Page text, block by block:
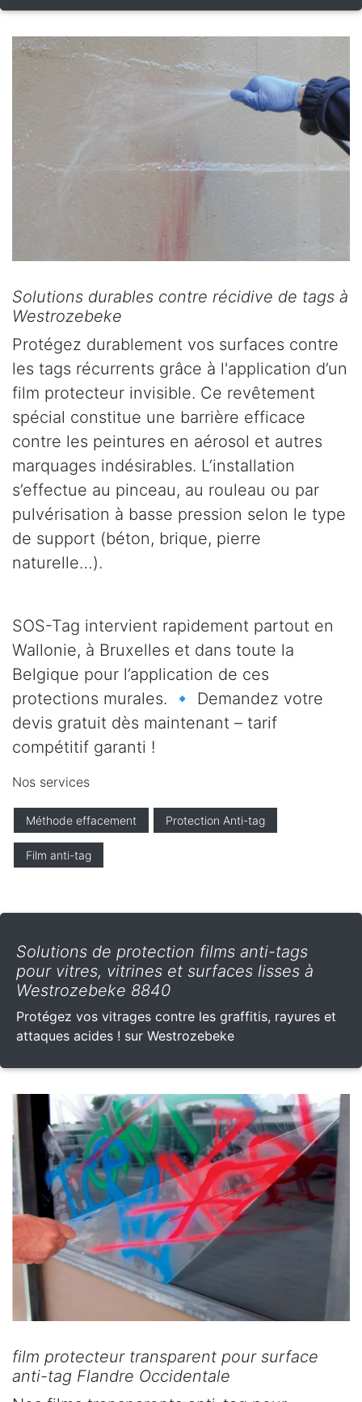
Solutions durables contre récidive de tags à
Westrozebeke
Protégez durablement vos surfaces contre
les tags récurrents grâce à l'application d’un
film protecteur invisible. Ce revêtement
spécial constitue une barrière efficace
contre les peintures en aérosol et autres
marquages indésirables. L’installation
s’effectue au pinceau, au rouleau ou par
pulvérisation à basse pression selon le type
de support (béton, brique, pierre
naturelle…).
SOS-Tag intervient rapidement partout en
Wallonie, à Bruxelles et dans toute la
Belgique pour l’application de ces
protections murales. 🔹 Demandez votre
devis gratuit dès maintenant – tarif
compétitif garanti !
Nos services
Méthode effacement Protection Anti-tag
Film anti-tag
Solutions de protection films anti-tags
pour vitres, vitrines et surfaces lisses à
Westrozebeke 8840
Protégez vos vitrages contre les graffitis, rayures et
attaques acides ! sur Westrozebeke
film protecteur transparent pour surface
anti-tag Flandre Occidentale